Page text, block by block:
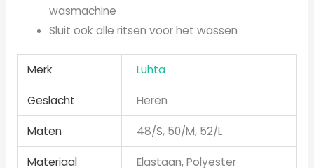
wasmachine
Sluit ook alle ritsen voor het wassen
Merk Luhta
Geslacht Heren
Maten 48/S, 50/M, 52/L
Materiaal Elastaan, Polyester